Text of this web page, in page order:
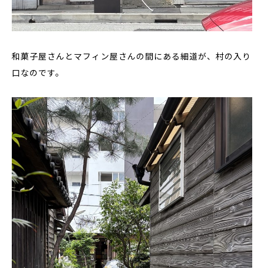
和菓子屋さんとマフィン屋さんの間にある細道が、村の入り
口なのです。